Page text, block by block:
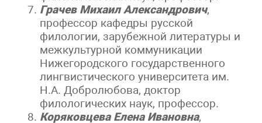
Грачев Михаил Александрович,
профессор кафедры русской
филологии, зарубежной литературы и
межкультурной коммуникации
Нижегородского государственного
лингвистического университета им.
Н.А. Добролюбова, доктор
филологических наук, профессор.
Коряковцева Елена Ивановна,